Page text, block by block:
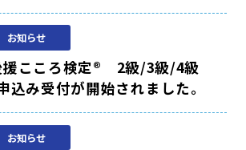
お知らせ
援こころ検定® 2級/3級/4級
込み受付が開始されました。
お知らせ